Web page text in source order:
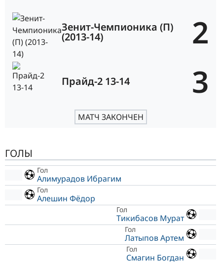
Зенит-Чемпионика (П)
(2013-14) 2
Прайд-2 13-14 3
МАТЧ ЗАКОНЧЕН
ГОЛЫ
Гол
Алимурадов Ибрагим
Гол
Алешин Фёдор
Гол
Тикибасов Мурат
Гол
Латыпов Артем
Гол
Смагин Богдан